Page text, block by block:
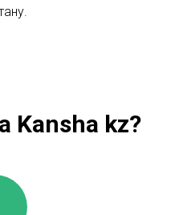
Kansha kz?